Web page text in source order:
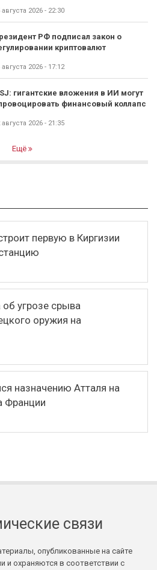
августа 2026 - 22:30
РФ подписал закон о
криптовалют
августа 2026 - 17:12
гигантские вложения в ИИ могут
финансовый коллапс
августа 2026 - 21:35
Ещё
первую в Киргизии
угрозе срыва
оружия на
назначению Атталя на
Франции
связи
опубликованные на сайте
и охраняются в соответствии с